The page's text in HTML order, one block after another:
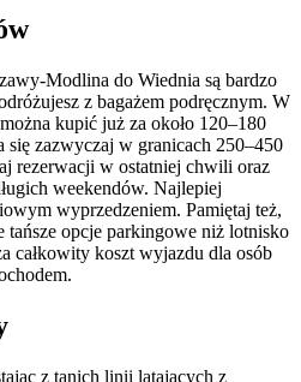
Modlina do Wiednia są bardzo
z bagażem podręcznym. W
kupić już za około 120–180
się zazwyczaj w granicach 250–450
rezerwacji w ostatniej chwili oraz
weekendów. Najlepiej
wyprzedzeniem. Pamiętaj też,
opcje parkingowe niż lotnisko
całkowity koszt wyjazdu dla osób
z tanich linii latających z